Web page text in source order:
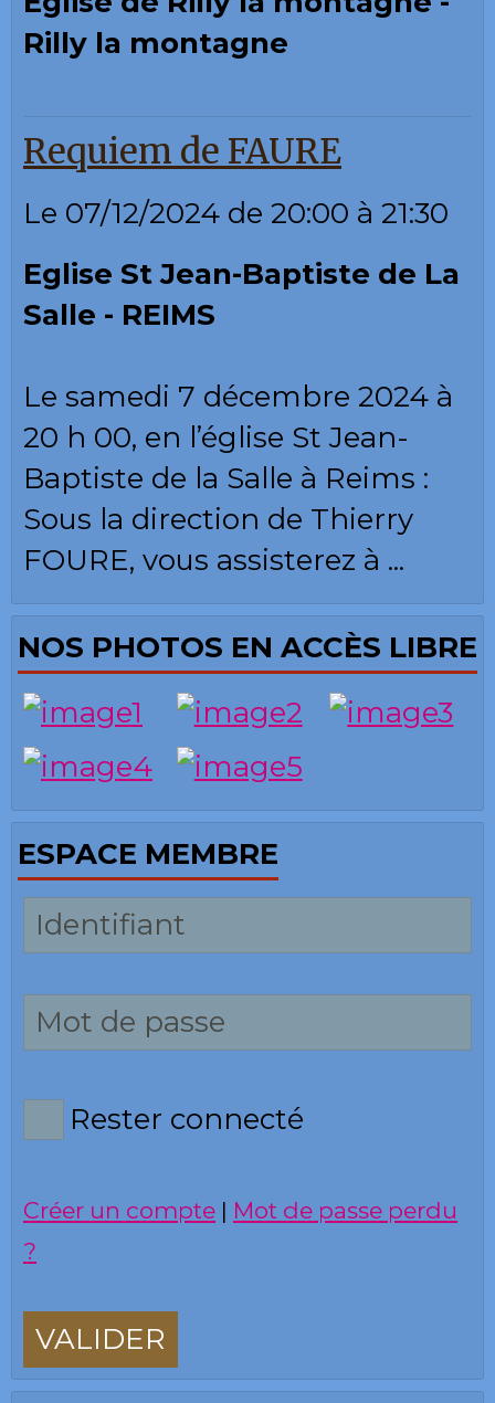
Rilly la montagne
Requiem de FAURE
Le 07/12/2024 de 20:00 à 21:30
Eglise St Jean-Baptiste de La
Salle - REIMS
Le samedi 7 décembre 2024 à
20 h 00, en l’église St Jean-
Baptiste de la Salle à Reims :
Sous la direction de Thierry
FOURE, vous assisterez à ...
NOS PHOTOS EN ACCÈS LIBRE
ESPACE MEMBRE
Rester connecté
Créer un compte | Mot de passe perdu
?
VALIDER